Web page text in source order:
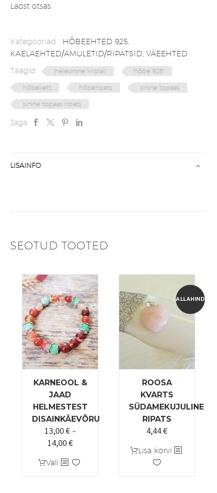
Laost otsas
Kategooriad: HÕBEEHTED 925,
KAELAEHTED/AMULETID/RIPATSID, VÄEEHTED
Täägid:
helesinine kristall hõbe 925"
hõbekett hõberipats sinine topaas
sinine topaas ripats
Jaga:
LISAINFO
SEOTUD TOOTED
KARNEOOL &
JAAD
HELMESTEST
DISAINKÄEVÕRU
13,00€ –
14,00€Hinnavahemik:
kuni
14,00 €
Vali Sellel
tootel
ALLAHINDLUS!
ROOSA
KVARTS
SÜDAMEKUJULINE
RIPATS
Algne
oli:
5,55 €.
4,44€
on:
Lisa korvi